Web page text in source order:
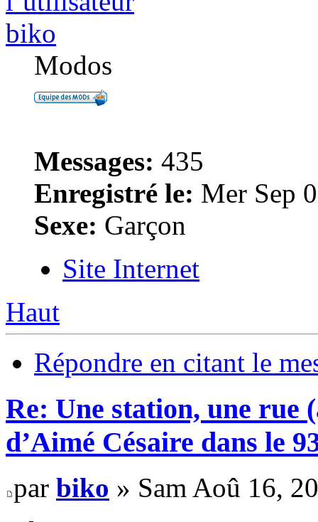
biko
Modos
Messages: 435
Enregistré le: Mer Sep
Sexe: Garçon
Site Internet
Haut
Répondre en citant le
Re: Une station, une rue
d’Aimé Césaire dans le
par biko » Sam Aoû 16,